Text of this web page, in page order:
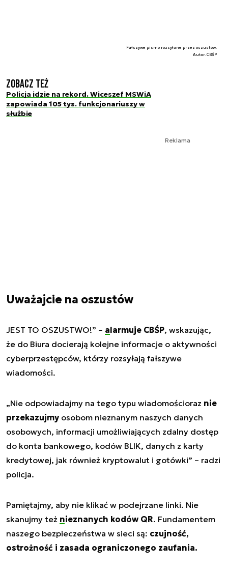
Fałszywe pismo rozsyłane przez oszustów.
Autor. CBŚP
Zobacz też
Policja idzie na rekord. Wiceszef MSWiA
zapowiada 105 tys. funkcjonariuszy w
służbie
Reklama
Uważajcie na oszustów
JEST TO OSZUSTWO!” – alarmuje CBŚP, wskazując,
że do Biura docierają kolejne informacje o aktywności
cyberprzestępców, którzy rozsyłają fałszywe
wiadomości.
„Nie odpowiadajmy na tego typu wiadomościoraz nie
przekazujmyosobom nieznanym naszych danych
osobowych, informacji umożliwiających zdalny dostęp
do konta bankowego, kodów BLIK, danych z karty
kredytowej, jak również kryptowalut i gotówki” – radzi
policja.
Pamiętajmy, aby nie klikać w podejrzane linki. Nie
skanujmy też nieznanych kodów QR. Fundamentem
naszego bezpieczeństwa w sieci są: czujność,
ostrożność i zasada ograniczonego zaufania.